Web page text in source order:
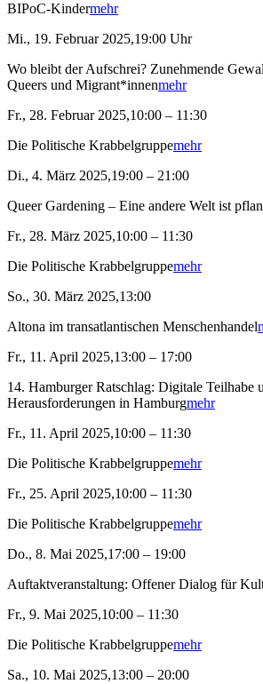
BIPoC-Kindermehr
Mi., 19. Februar 2025,19:00 Uhr
Wo bleibt der Aufschrei? Zunehmende
Queers und Migrant*innenmehr
Fr., 28. Februar 2025,10:00 – 11:30
Die Politische Krabbelgruppemehr
Di., 4. März 2025,19:00 – 21:00
Queer Gardening – Eine andere Welt ist
Fr., 28. März 2025,10:00 – 11:30
Die Politische Krabbelgruppemehr
So., 30. März 2025,13:00
Altona im transatlantischen Menschenhandel
Fr., 11. April 2025,13:00 – 17:00
14. Hamburger Ratschlag: Digitale Teilhabe
Herausforderungen in Hamburgmehr
Fr., 11. April 2025,10:00 – 11:30
Die Politische Krabbelgruppemehr
Fr., 25. April 2025,10:00 – 11:30
Die Politische Krabbelgruppemehr
Do., 8. Mai 2025,17:00 – 19:00
Auftaktveranstaltung: Offener Dialog für
Fr., 9. Mai 2025,10:00 – 11:30
Die Politische Krabbelgruppemehr
Sa., 10. Mai 2025,13:00 – 20:00